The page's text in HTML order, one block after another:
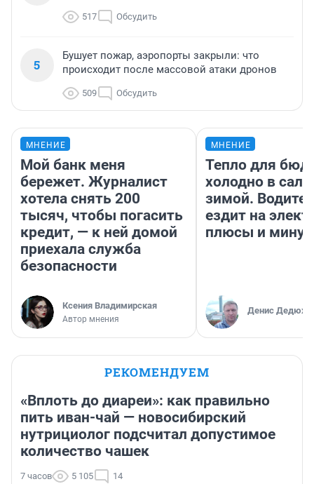
517 Обсудить
5
Бушует пожар, аэропорты закрыли: что
происходит после массовой атаки дронов
509 Обсудить
МНЕНИЕ
Мой банк меня
бережет. Журналист
хотела снять 200
тысяч, чтобы погасить
кредит, — к ней домой
приехала служба
безопасности
Ксения Владимирская
Автор мнения
МНЕНИЕ
Тепло для
холодно в
зимой.
ездит на
плюсы и
Денис
РЕКОМЕНДУЕМ
«Вплоть до диареи»: как правильно
пить иван-чай — новосибирский
нутрициолог подсчитал допустимое
количество чашек
7 часов 5 105 14